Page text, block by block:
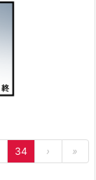
34 › »